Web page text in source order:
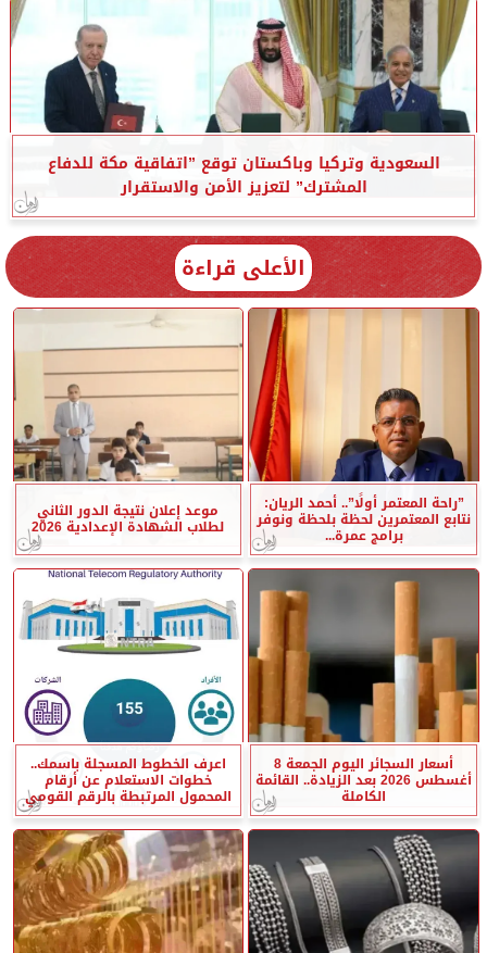
السعودية وتركيا وباكستان توقع ”اتفاقية مكة للدفاع
المشترك” لتعزيز الأمن والاستقرار
الأعلى قراءة
”راحة المعتمر أولًا”.. أحمد الريان:
نتابع المعتمرين لحظة بلحظة ونوفر
برامج عمرة...
موعد إعلان نتيجة الدور الثاني
لطلاب الشهادة الإعدادية 2026
أسعار السجائر اليوم الجمعة 8
أغسطس 2026 بعد الزيادة.. القائمة
الكاملة
اعرف الخطوط المسجلة باسمك..
خطوات الاستعلام عن أرقام
المحمول المرتبطة بالرقم القومي